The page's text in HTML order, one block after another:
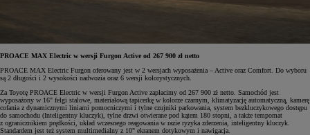
PROACE MAX Electric w wersji Furgon Active od 267 900 zł netto
PROACE MAX Electric Furgon oferowany jest w 2 wersjach wyposażenia – Active oraz Comfort. Do wyboru
są 2 długości i 2 wysokości nadwozia oraz 6 wersji kolorystycznych.
Za Toyotę PROACE Electric w wersji Furgon Active zapłacimy od 267 900 zł netto. Samochód jest
wyposażony w 16" felgi stalowe, materiałową tapicerkę w kolorze czarnym, klimatyzację automatyczną, kamerę
cofania z dynamicznymi liniami pomocniczymi i tylne czujniki parkowania, system bezkluczykowego dostępu
do samochodu (Inteligentny kluczyk), tylne drzwi otwierane pod kątem 180 stopni, a także tempomat
z ogranicznikiem prędkości, układ wczesnego reagowania w razie ryzyka zderzenia, inteligentny kluczyk.
Standardem jest też system multimedialny z 10" ekranem dotykowym i nawigacja.